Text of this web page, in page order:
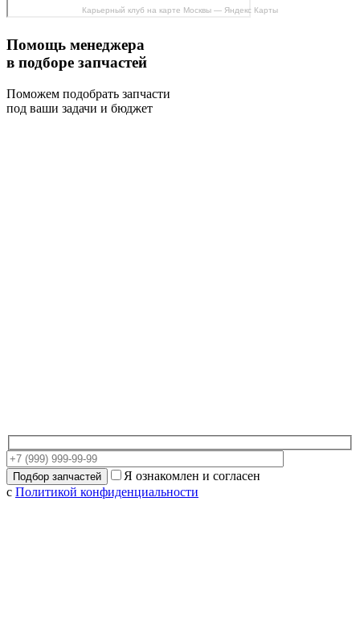
Карьерный клуб на карте Москвы — Яндекс Карты
Помощь менеджера
в подборе запчастей
Поможем подобрать запчасти
под ваши задачи и бюджет
Я ознакомлен и согласен
с Политикой конфиденциальности